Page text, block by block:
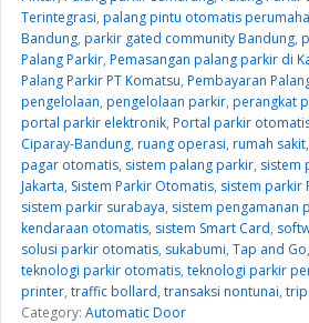
Terintegrasi, palang pintu otomatis
Bandung, parkir gated community Bandung,
Palang Parkir, Pemasangan palang parkir di
Palang Parkir PT Komatsu, Pembayaran
pengelolaan, pengelolaan parkir, perangkat
portal parkir elektronik, Portal parkir
Ciparay-Bandung, ruang operasi, rumah sakit,
pagar otomatis, sistem palang parkir, sistem
Jakarta, Sistem Parkir Otomatis, sistem parkir
sistem parkir surabaya, sistem pengamanan
kendaraan otomatis, sistem Smart Card,
solusi parkir otomatis, sukabumi, Tap and Go,
teknologi parkir otomatis, teknologi parkir
printer, traffic bollard, transaksi nontunai,
Category: Automatic Door